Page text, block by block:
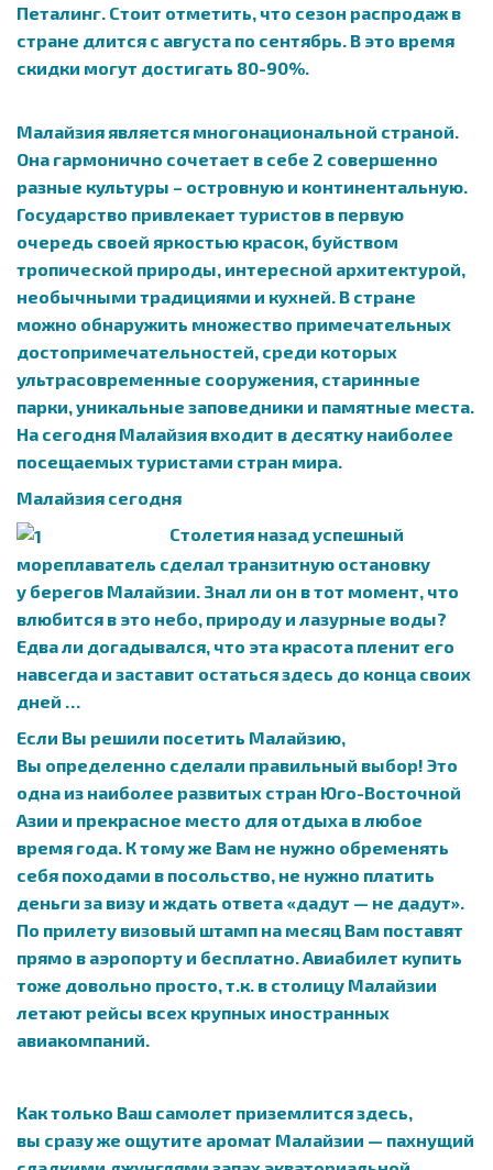
Петалинг. Стоит отметить, что сезон распродаж в
стране длится с августа по сентябрь. В это время
скидки могут достигать 80-90%.
Малайзия является многонациональной страной.
Она гармонично сочетает в себе 2 совершенно
разные культуры – островную и континентальную.
Государство привлекает туристов в первую
очередь своей яркостью красок, буйством
тропической природы, интересной архитектурой,
необычными традициями и кухней. В стране
можно обнаружить множество примечательных
достопримечательностей, среди которых
ультрасовременные сооружения, старинные
парки, уникальные заповедники и памятные места.
На сегодня Малайзия входит в десятку наиболее
посещаемых туристами стран мира.
Малайзия сегодня
Столетия назад успешный
мореплаватель сделал транзитную остановку
у берегов Малайзии. Знал ли он в тот момент, что
влюбится в это небо, природу и лазурные воды?
Едва ли догадывался, что эта красота пленит его
навсегда и заставит остаться здесь до конца своих
дней …
Если Вы решили посетить Малайзию,
Вы определенно сделали правильный выбор! Это
одна из наиболее развитых стран Юго-Восточной
Азии и прекрасное место для отдыха в любое
время года. К тому же Вам не нужно обременять
себя походами в посольство, не нужно платить
деньги за визу и ждать ответа «дадут — не дадут».
По прилету визовый штамп на месяц Вам поставят
прямо в аэропорту и бесплатно. Авиабилет купить
тоже довольно просто, т.к. в столицу Малайзии
летают рейсы всех крупных иностранных
авиакомпаний.
Как только Ваш самолет приземлится здесь,
вы сразу же ощутите аромат Малайзии — пахнущий